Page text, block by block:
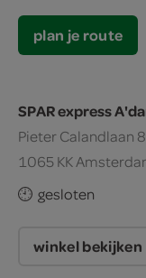
plan je route
SPAR express
Pieter Calandlaan
1065 KK
gesloten
winkel bekijken